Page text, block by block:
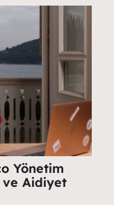
Yönetim
ve Aidiyet